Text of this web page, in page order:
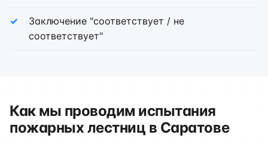
Заключение "соответствует / не
соответствует"
Как мы проводим испытания
пожарных лестниц в Саратове